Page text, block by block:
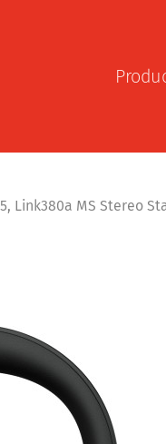
Link380a MS Stereo